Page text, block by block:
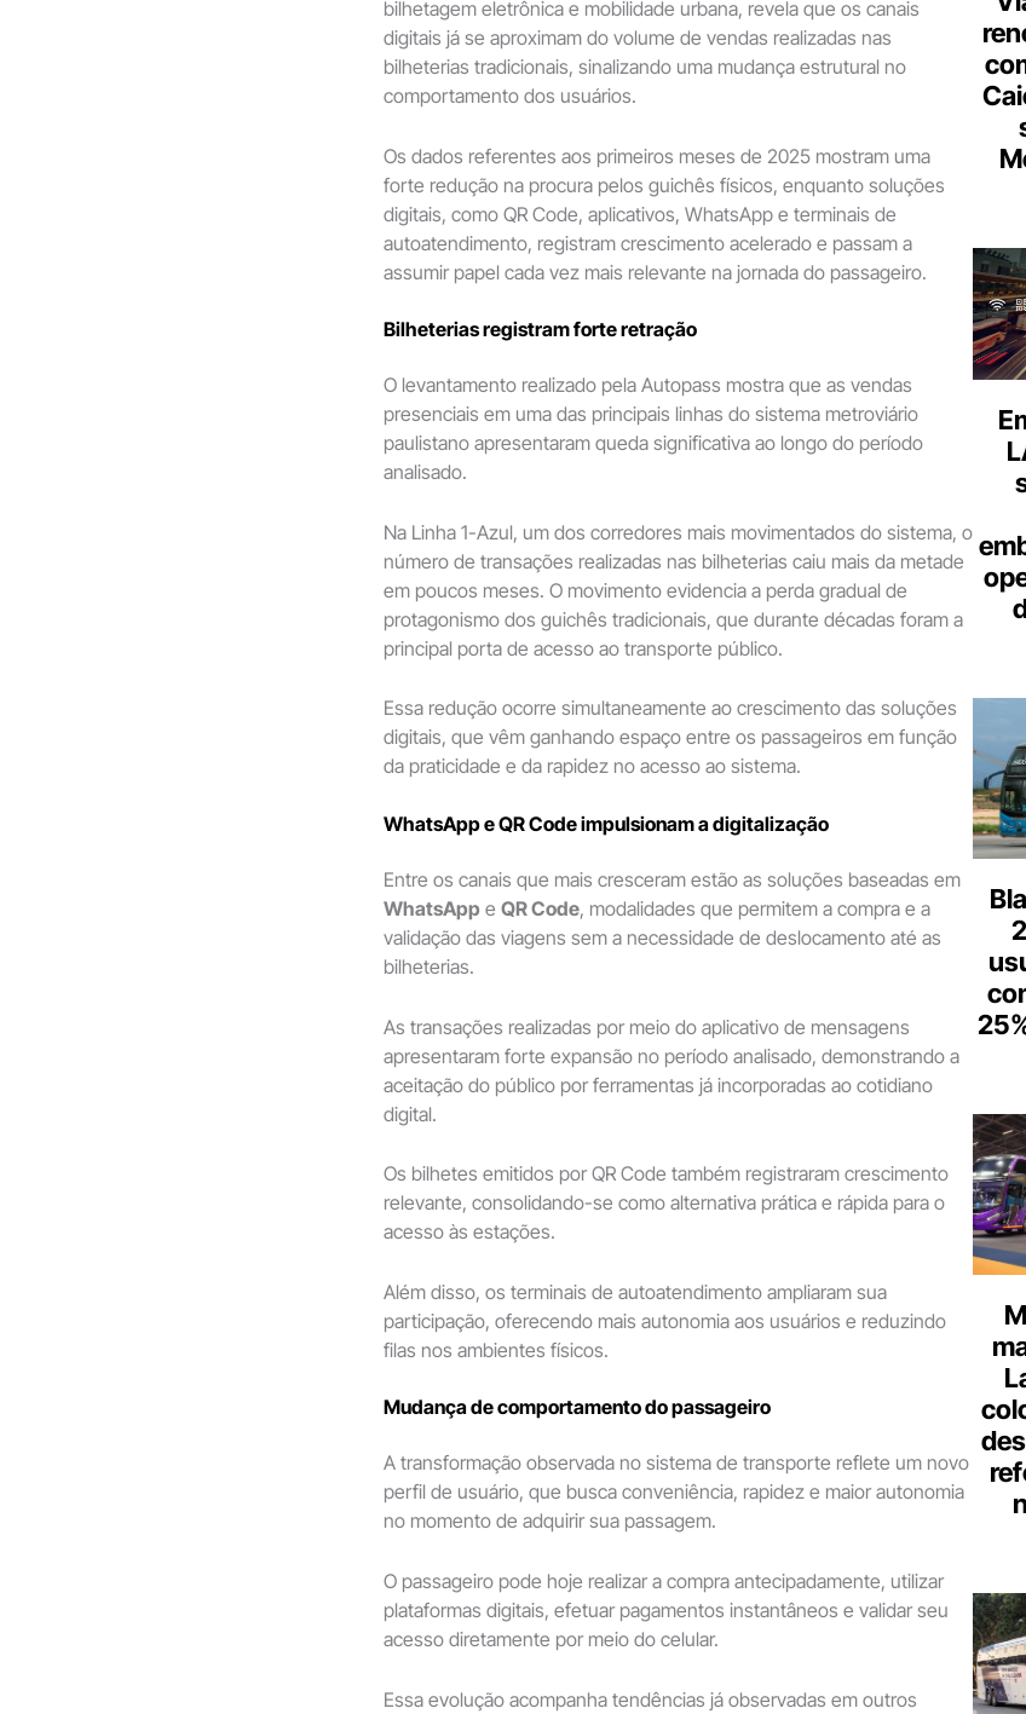
bilhetagem eletrônica e mobilidade urbana, revela que os canais
digitais já se aproximam do volume de vendas realizadas nas
bilheterias tradicionais, sinalizando uma mudança estrutural no
comportamento dos usuários.
Os dados referentes aos primeiros meses de 2025 mostram uma
forte redução na procura pelos guichês físicos, enquanto soluções
digitais, como QR Code, aplicativos, WhatsApp e terminais de
autoatendimento, registram crescimento acelerado e passam a
assumir papel cada vez mais relevante na jornada do passageiro.
Bilheterias registram forte retração
O levantamento realizado pela Autopass mostra que as vendas
presenciais em uma das principais linhas do sistema metroviário
paulistano apresentaram queda significativa ao longo do período
analisado.
Na Linha 1-Azul, um dos corredores mais movimentados do sistema, o
número de transações realizadas nas bilheterias caiu mais da metade
em poucos meses. O movimento evidencia a perda gradual de
protagonismo dos guichês tradicionais, que durante décadas foram a
principal porta de acesso ao transporte público.
Essa redução ocorre simultaneamente ao crescimento das soluções
digitais, que vêm ganhando espaço entre os passageiros em função
da praticidade e da rapidez no acesso ao sistema.
WhatsApp e QR Code impulsionam a digitalização
Entre os canais que mais cresceram estão as soluções baseadas em
WhatsApp e QR Code, modalidades que permitem a compra e a
validação das viagens sem a necessidade de deslocamento até as
bilheterias.
As transações realizadas por meio do aplicativo de mensagens
apresentaram forte expansão no período analisado, demonstrando a
aceitação do público por ferramentas já incorporadas ao cotidiano
digital.
Os bilhetes emitidos por QR Code também registraram crescimento
relevante, consolidando-se como alternativa prática e rápida para o
acesso às estações.
Além disso, os terminais de autoatendimento ampliaram sua
participação, oferecendo mais autonomia aos usuários e reduzindo
filas nos ambientes físicos.
Mudança de comportamento do passageiro
A transformação observada no sistema de transporte reflete um novo
perfil de usuário, que busca conveniência, rapidez e maior autonomia
no momento de adquirir sua passagem.
O passageiro pode hoje realizar a compra antecipadamente, utilizar
plataformas digitais, efetuar pagamentos instantâneos e validar seu
acesso diretamente por meio do celular.
Essa evolução acompanha tendências já observadas em outros